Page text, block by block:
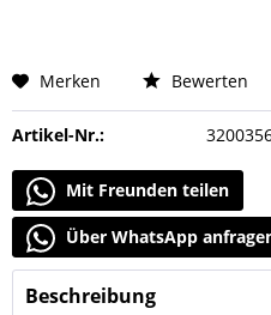
Merken Bewerten
Artikel-Nr.:
Mit Freunden teilen
Über WhatsApp
Beschreibung